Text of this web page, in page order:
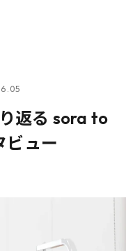
返る sora to
ビュー